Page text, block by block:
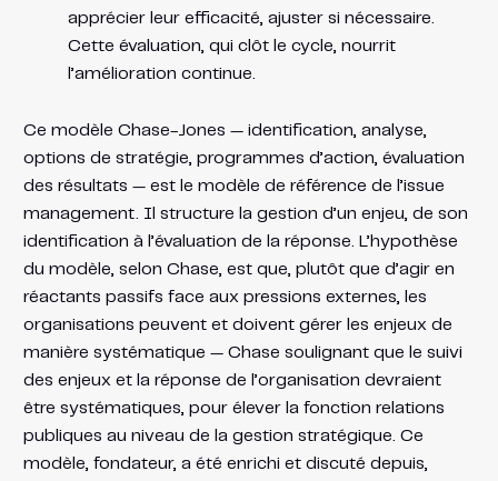
apprécier leur efficacité, ajuster si nécessaire.
Cette évaluation, qui clôt le cycle, nourrit
l’amélioration continue.
Ce modèle Chase-Jones — identification, analyse,
options de stratégie, programmes d’action, évaluation
des résultats — est le modèle de référence de l’issue
management. Il structure la gestion d’un enjeu, de son
identification à l’évaluation de la réponse. L’hypothèse
du modèle, selon Chase, est que, plutôt que d’agir en
réactants passifs face aux pressions externes, les
organisations peuvent et doivent gérer les enjeux de
manière systématique — Chase soulignant que le suivi
des enjeux et la réponse de l’organisation devraient
être systématiques, pour élever la fonction relations
publiques au niveau de la gestion stratégique. Ce
modèle, fondateur, a été enrichi et discuté depuis,